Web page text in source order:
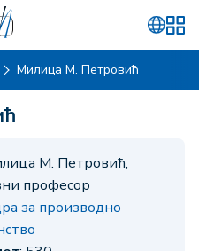
Милица М. Петровић
М. Петровић,
професор
за производно